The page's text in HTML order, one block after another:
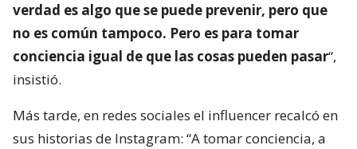
verdad es algo que se puede prevenir, pero que
no es común tampoco. Pero es para tomar
conciencia igual de que las cosas pueden pasar“,
insistió.
Más tarde, en redes sociales el influencer recalcó en
sus historias de Instagram: “A tomar conciencia, a